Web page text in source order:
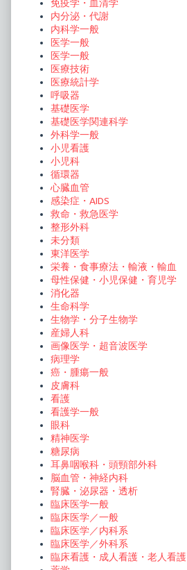
免疫学・血清学
内分泌・代謝
内科学一般
医学一般
医学一般
医療技術
医療統計学
呼吸器
基礎医学
基礎医学関連科学
外科学一般
小児看護
小児科
循環器
心臓血管
感染症・AIDS
救命・救急医学
整形外科
未分類
東洋医学
栄養・食事療法・輸液・輸血
母性保健・小児保健・育児学
消化器
生命科学
生物学・分子生物学
産婦人科
画像医学・超音波医学
病理学
癌・腫瘍一般
皮膚科
看護
看護学一般
眼科
精神医学
糖尿病
耳鼻咽喉科・頭頸部外科
脳血管・神経内科
腎臓・泌尿器・透析
臨床医学一般
臨床医学／一般
臨床医学／内科系
臨床医学／外科系
臨床看護・成人看護・老人看護